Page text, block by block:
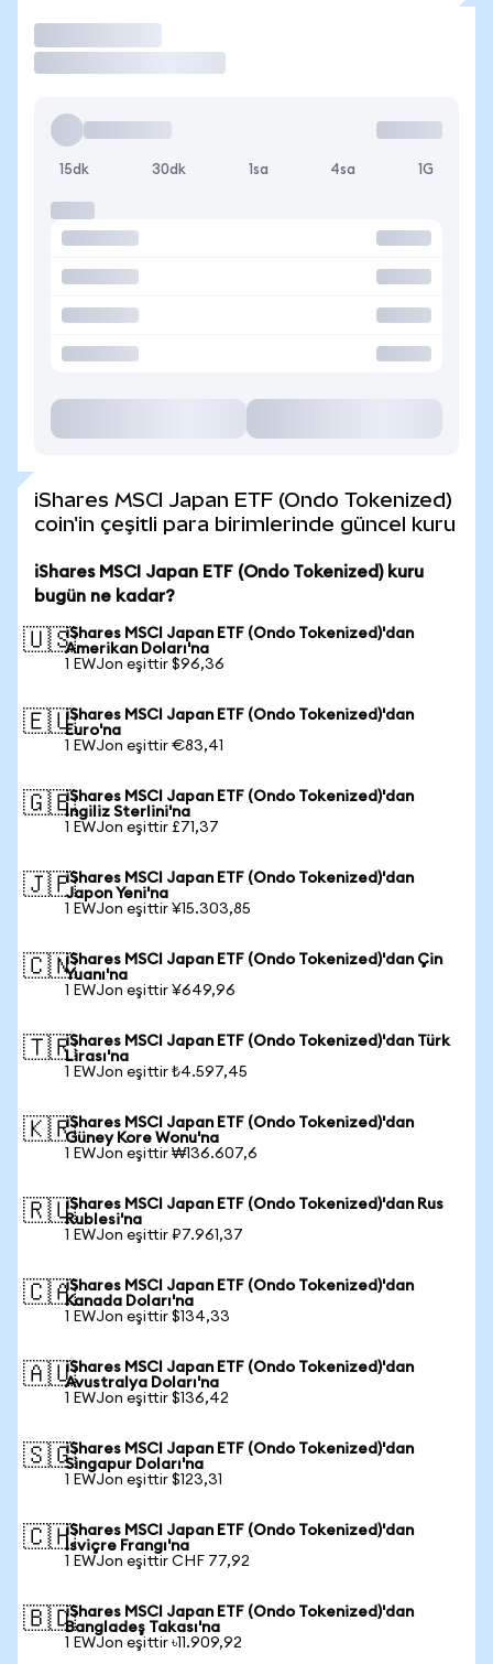
15dk 30dk 1sa 4sa 1G
iShares MSCI Japan ETF (Ondo Tokenized)
coin'in çeşitli para birimlerinde güncel kuru
iShares MSCI Japan ETF (Ondo Tokenized) kuru
bugün ne kadar?
🇺🇸iShares MSCI Japan ETF (Ondo Tokenized)'dan
Amerikan Doları'na
1 EWJon eşittir $96,36
🇪🇺iShares MSCI Japan ETF (Ondo Tokenized)'dan
Euro'na
1 EWJon eşittir €83,41
🇬🇧iShares MSCI Japan ETF (Ondo Tokenized)'dan
İngiliz Sterlini'na
1 EWJon eşittir £71,37
🇯🇵iShares MSCI Japan ETF (Ondo Tokenized)'dan
Japon Yeni'na
1 EWJon eşittir ¥15.303,85
🇨🇳iShares MSCI Japan ETF (Ondo Tokenized)'dan Çin
Yuanı'na
1 EWJon eşittir ¥649,96
🇹🇷iShares MSCI Japan ETF (Ondo Tokenized)'dan Türk
Lirası'na
1 EWJon eşittir ₺4.597,45
🇰🇷iShares MSCI Japan ETF (Ondo Tokenized)'dan
Güney Kore Wonu'na
1 EWJon eşittir ₩136.607,6
🇷🇺iShares MSCI Japan ETF (Ondo Tokenized)'dan Rus
Rublesi'na
1 EWJon eşittir ₽7.961,37
🇨🇦iShares MSCI Japan ETF (Ondo Tokenized)'dan
Kanada Doları'na
1 EWJon eşittir $134,33
🇦🇺iShares MSCI Japan ETF (Ondo Tokenized)'dan
Avustralya Doları'na
1 EWJon eşittir $136,42
🇸🇬iShares MSCI Japan ETF (Ondo Tokenized)'dan
Singapur Doları'na
1 EWJon eşittir $123,31
🇨🇭iShares MSCI Japan ETF (Ondo Tokenized)'dan
İsviçre Frangı'na
1 EWJon eşittir CHF 77,92
🇧🇩iShares MSCI Japan ETF (Ondo Tokenized)'dan
Bangladeş Takası'na
1 EWJon eşittir ৳11.909,92